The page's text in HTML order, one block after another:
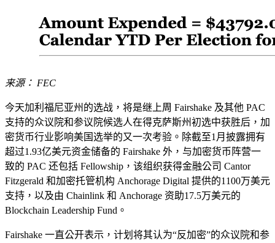
来源： FEC
今天加利福尼亚州的选战，将是继上周 Fairshake 及其他 PAC
支持的众议院和参议院候选人在得克萨斯州初选中获胜后，加
密货币行业影响美国选举的又一次考验。除截至1月披露拥有
超过1.93亿美元资金储备的 Fairshake 外，与加密货币阵营一
致的 PAC 还包括 Fellowship，该组织获得金融公司 Cantor
Fitzgerald 和加密托管机构 Anchorage Digital 提供的1100万美元
支持，以及由 Chainlink 和 Anchorage 资助17.5万美元的
Blockchain Leadership Fund。
Fairshake 一直公开表示，计划将其认为“反加密”的众议院和参